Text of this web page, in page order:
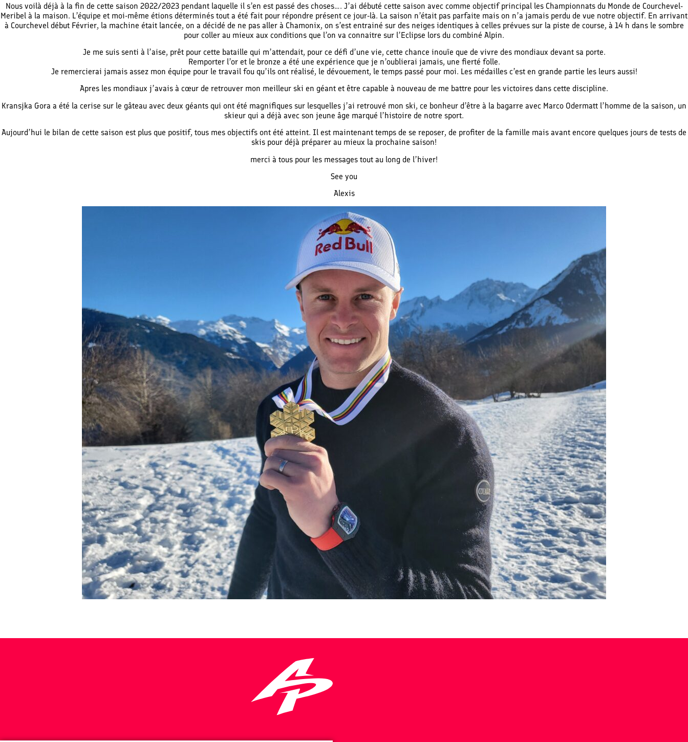
Nous voilà déjà à la fin de cette saison 2022/2023 pendant laquelle il s’en est passé des choses…. J’ai débuté cette saison avec comme objectif principal les Championnats du Monde de Courchevel-
Meribel à la maison. L’équipe et moi-même étions déterminés tout a été fait pour répondre présent ce jour-là. La saison n’était pas parfaite mais on n’a jamais perdu de vue notre objectif. En arrivant
à Courchevel début Février, la machine était lancée, on a décidé de ne pas aller à Chamonix, on s’est entrainé sur des neiges identiques à celles prévues sur la piste de course, à 14 h dans le sombre
pour coller au mieux aux conditions que l’on va connaitre sur l’Eclipse lors du combiné Alpin.
Je me suis senti à l’aise, prêt pour cette bataille qui m’attendait, pour ce défi d’une vie, cette chance inouïe que de vivre des mondiaux devant sa porte.
Remporter l’or et le bronze a été une expérience que je n’oublierai jamais, une fierté folle.
Je remercierai jamais assez mon équipe pour le travail fou qu’ils ont réalisé, le dévouement, le temps passé pour moi. Les médailles c’est en grande partie les leurs aussi!
Apres les mondiaux j’avais à cœur de retrouver mon meilleur ski en géant et être capable à nouveau de me battre pour les victoires dans cette discipline.
Kransjka Gora a été la cerise sur le gâteau avec deux géants qui ont été magnifiques sur lesquelles j’ai retrouvé mon ski, ce bonheur d’être à la bagarre avec Marco Odermatt l’homme de la saison, un
skieur qui a déjà avec son jeune âge marqué l’histoire de notre sport.
Aujourd’hui le bilan de cette saison est plus que positif, tous mes objectifs ont été atteint. Il est maintenant temps de se reposer, de profiter de la famille mais avant encore quelques jours de tests de
skis pour déjà préparer au mieux la prochaine saison!
merci à tous pour les messages tout au long de l’hiver!
See you
Alexis